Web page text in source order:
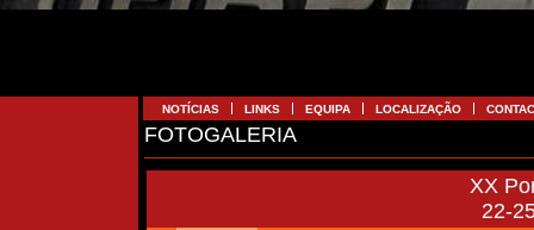
NOTÍCIAS LINKS EQUIPA LOCALIZAÇÃO
FOTOGALERIA
XX
22-